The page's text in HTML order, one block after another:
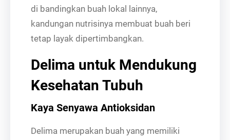
di bandingkan buah lokal lainnya,
kandungan nutrisinya membuat buah beri
tetap layak dipertimbangkan.
Delima untuk Mendukung
Kesehatan Tubuh
Kaya Senyawa Antioksidan
Delima merupakan buah yang memiliki